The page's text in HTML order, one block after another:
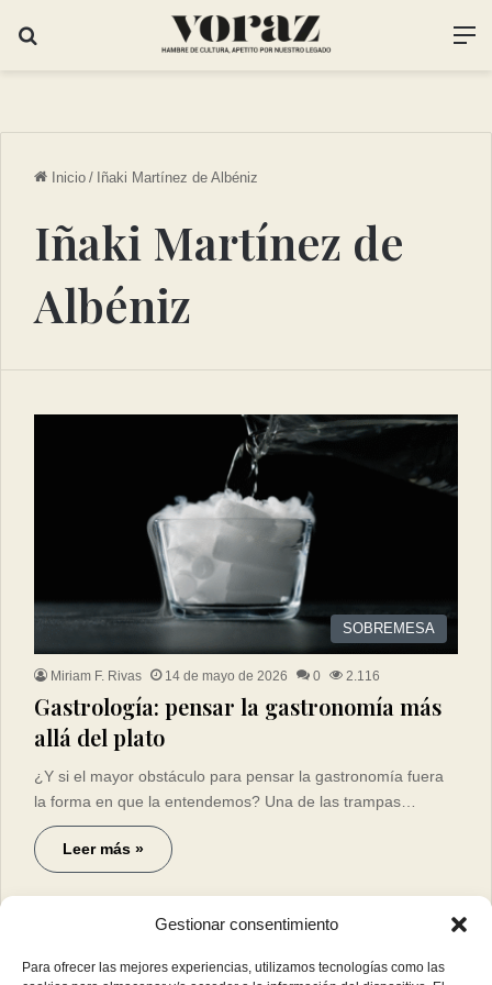
Gestionar consentimiento
Para ofrecer las mejores experiencias, utilizamos tecnologías como las
Inicio / Iñaki Martínez de Albéniz
Iñaki Martínez de
Albéniz
SOBREMESA
Miriam F. Rivas 14 de mayo de 2026 0 2.116
Gastrología: pensar la gastronomía más
allá del plato
¿Y si el mayor obstáculo para pensar la gastronomía fuera
la forma en que la entendemos? Una de las trampas…
Leer más »